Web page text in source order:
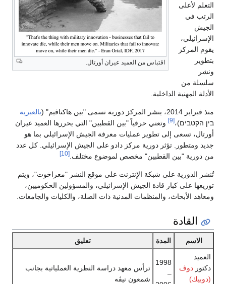
اقتباس من العميد عيران أورتال.
التعلم لأعلى
الرتب في
الجيش
الإسرائيلي،
يقوم المركز
بتطوير
ونشر
سلسلة من
الأدلة المهنية الداخلية.
منذ فبراير 2014، ينشر المركز دورية تسمى "بين هاكتاڤيم" (
بالعبرية
בין הקטבים)،[9]
وتعني حرفياً "بين القطبين" التي يحررها العميد عيران
أورتال، تسعى إلى تطوير عمليات معرفة الجيش الإسرائيلي بما هو
جديد ومتطور. تؤثر دورية مركز دادو على الجيش الإسرائيلي. كل عدد
من دورية "بين القطبين" مخصص لموضوع مختلف.
تُنشر الدورية على شبكة الإنترنت على موقع النشر "معراخوت"، ويتم
توزيعها على كبار قادة الجيش الإسرائيلي، والمسؤولين الحكوميين،
ومعاهد الأبحاث، والمنظمات المدنية ذات الصلة، والكليات والجامعات.
القادة
الاسم المدة
تعليق
العميد
دكتوردوڤ
(دوبيك)
1998
ترأس معهد دراسة النظرية العملياتية بجانب
شمعون نيڤه